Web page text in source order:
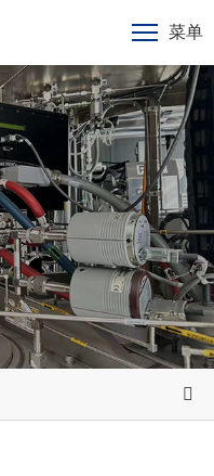
菜单